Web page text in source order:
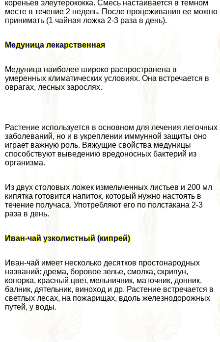
кореньев элеутерококка. Смесь настаивается в темном
месте в течение 2 недель. После процеживания ее можно
принимать (1 чайная ложка 2-3 раза в день).
Медуница лекарственная
Медуница наиболее широко распространена в
умеренных климатических условиях. Она встречается в
оврагах, лесных зарослях.
Растение используется в основном для лечения легочных
заболеваний, но и в укреплении иммунной защиты оно
играет важную роль. Вяжущие свойства медуницы
способствуют выведению вредоносных бактерий из
организма.
Из двух столовых ложек измельченных листьев и 200 мл
кипятка готовится напиток, который нужно настоять в
течение получаса. Употрeбляют его по полстакана 2-3
раза в день.
Иван-чай узколистный (кипрей)
Иван-чай имеет несколько десятков простонародных
названий: дрема, боровое зелье, смолка, скрипун,
копорка, красный цвет, мельничник, маточник, донник,
балник, дятельник, виноход и др. Растение встречается в
светлых лесах, на пожарищах, вдоль железнодорожных
путей, у воды.